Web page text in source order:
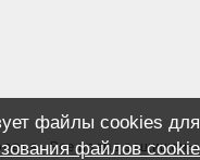
- Все права
файлы cookies
файлов